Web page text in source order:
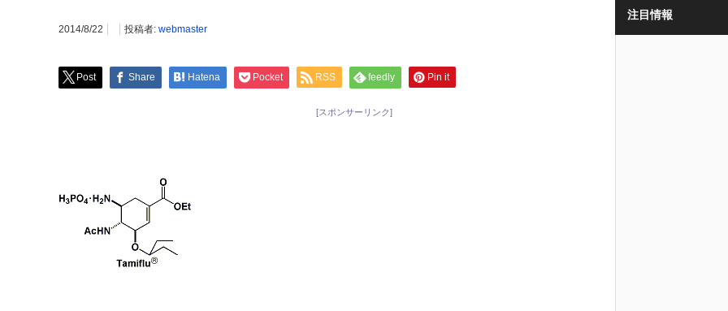
2014/8/22 投稿者: webmaster
Post Share Hatena Pocket RSS feedly Pin it
[スポンサーリンク]
注目情報